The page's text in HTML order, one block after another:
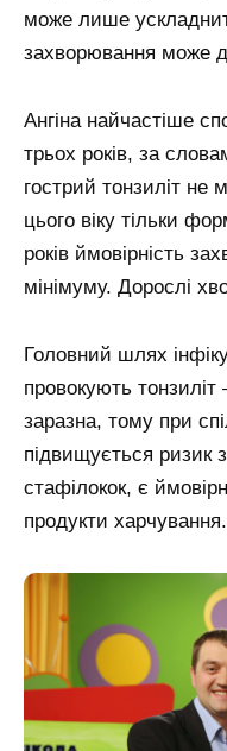
може лише
захворювання може
Ангіна найчастіше
трьох років, за
гострий тонзиліт
цього віку тільки
років ймовірність
мінімуму. Дорослі
Головний шлях
провокують тонзиліт
заразна, тому при
підвищується ризик
стафілокок, є
продукти харчування.